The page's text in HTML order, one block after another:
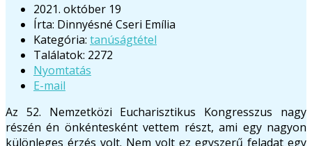
2021. október 19
Írta: Dinnyésné Cseri Emília
Kategória: tanúságtétel
Találatok: 2272
Nyomtatás
E-mail
Az 52. Nemzetközi Eucharisztikus Kongresszus nagy
részén én önkéntesként vettem részt, ami egy nagyon
különleges érzés volt. Nem volt ez egyszerű feladat egy